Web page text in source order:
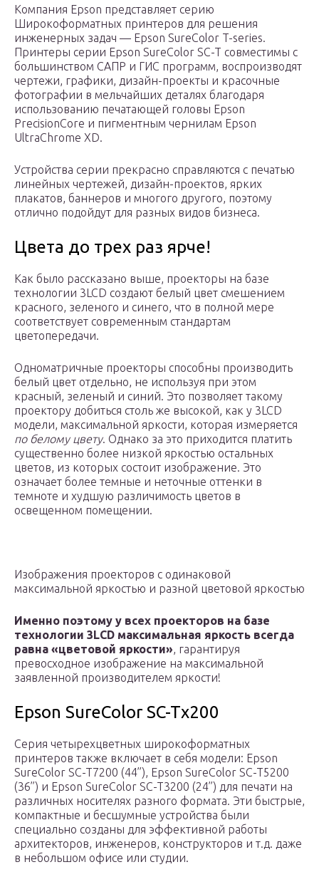
Компания Epson представляет серию
Широкоформатных принтеров для решения
инженерных задач — Epson SureColor T-series.
Принтеры серии Epson SureColor SC-T совместимы с
большинством САПР и ГИС программ, воспроизводят
чертежи, графики, дизайн-проекты и красочные
фотографии в мельчайших деталях благодаря
использованию печатающей головы Epson
PrecisionCore и пигментным чернилам Epson
UltraChrome XD.
Устройства серии прекрасно справляются с печатью
линейных чертежей, дизайн-проектов, ярких
плакатов, баннеров и многого другого, поэтому
отлично подойдут для разных видов бизнеса.
Цвета до трех раз ярче!
Как было рассказано выше, проекторы на базе
технологии 3LCD создают белый цвет смешением
красного, зеленого и синего, что в полной мере
соответствует современным стандартам
цветопередачи.
Одноматричные проекторы способны производить
белый цвет отдельно, не используя при этом
красный, зеленый и синий. Это позволяет такому
проектору добиться столь же высокой, как у 3LCD
модели, максимальной яркости, которая измеряется
по белому цвету. Однако за это приходится платить
существенно более низкой яркостью остальных
цветов, из которых состоит изображение. Это
означает более темные и неточные оттенки в
темноте и худшую различимость цветов в
освещенном помещении.
Изображения проекторов с одинаковой
максимальной яркостью и разной цветовой яркостью
Именно поэтому у всех проекторов на базе
технологии 3LCD максимальная яркость всегда
равна «цветовой яркости», гарантируя
превосходное изображение на максимальной
заявленной производителем яркости!
Epson SureColor SC-Tx200
Серия четырехцветных широкоформатных
принтеров также включает в себя модели: Epson
SureColor SC-T7200 (44’’), Epson SureColor SC-T5200
(36’’) и Epson SureColor SC-T3200 (24’’) для печати на
различных носителях разного формата. Эти быстрые,
компактные и бесшумные устройства были
специально созданы для эффективной работы
архитекторов, инженеров, конструкторов и т.д. даже
в небольшом офисе или студии.